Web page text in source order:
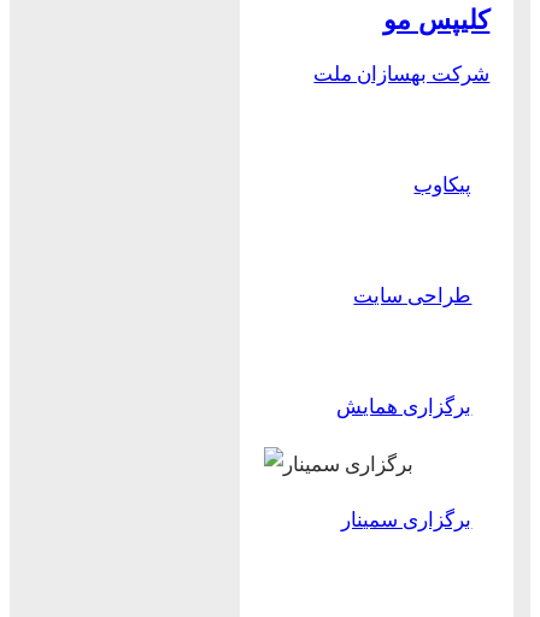
کلیپس مو
شرکت بهسازان ملت
پیکاوب
طراحی سایت
برگزاری همایش
برگزاری سمینار